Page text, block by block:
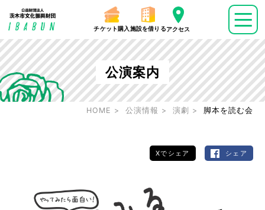
チケット購入 施設を借りるアクセス
公演案内
HOME 公演情報 演劇 脚本を読む会
Xでシェア シェア